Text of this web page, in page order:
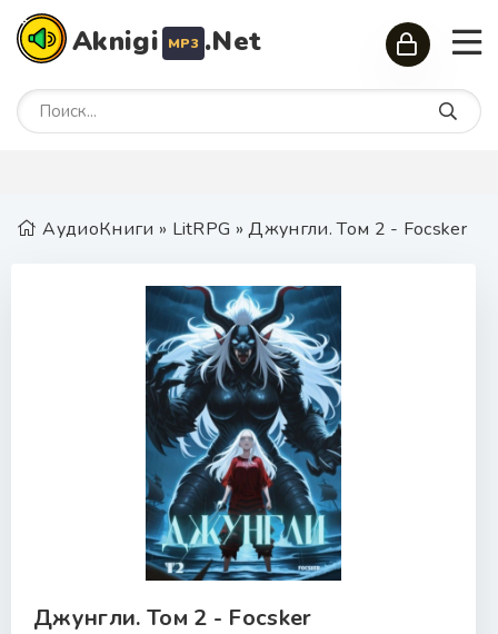
Aknigi MP3 .Net
АудиоКниги » LitRPG » Джунгли. Том 2 - Focsker
Джунгли. Том 2 - Focsker